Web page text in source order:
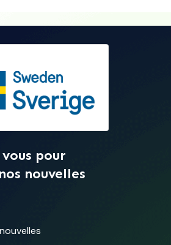
pour
nouvelles